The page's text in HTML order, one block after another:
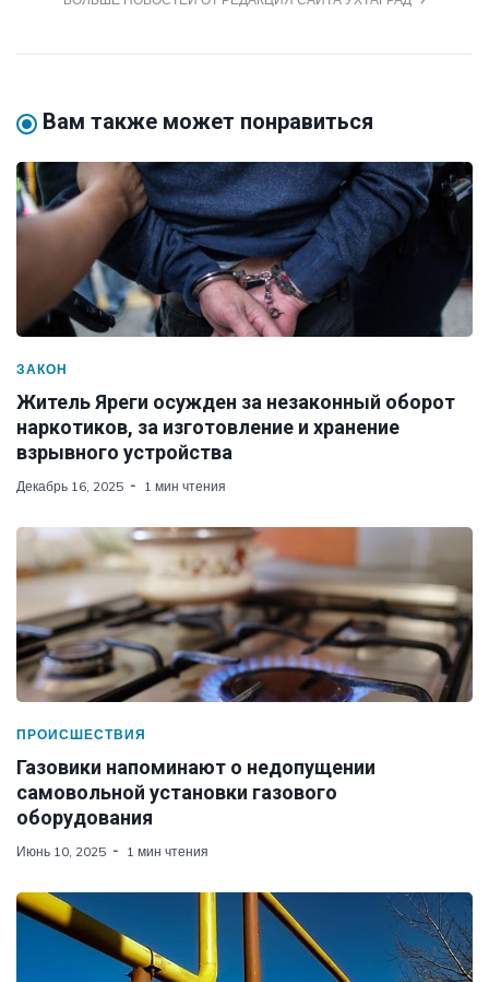
Вам также может понравиться
ЗАКОН
Житель Яреги осужден за незаконный оборот
наркотиков, за изготовление и хранение
взрывного устройства
Декабрь 16, 2025 1 мин чтения
ПРОИСШЕСТВИЯ
Газовики напоминают о недопущении
самовольной установки газового
оборудования
Июнь 10, 2025 1 мин чтения